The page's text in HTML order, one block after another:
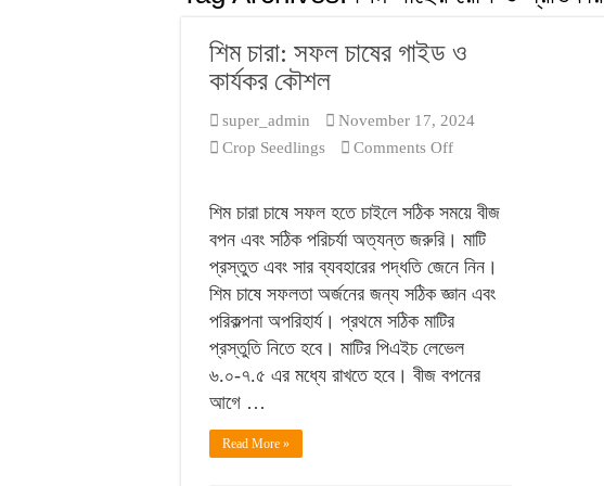
শিম চারা: সফল চাষের গাইড ও
কার্যকর কৌশল
super_admin
November 17, 2024
Crop Seedlings
Comments Offon
সফল
চাষের
শিম চারা চাষে সফল হতে চাইলে সঠিক সময়ে বীজ
বপন এবং সঠিক পরিচর্যা অত্যন্ত জরুরি। মাটি
প্রস্তুত এবং সার ব্যবহারের পদ্ধতি জেনে নিন।
শিম চাষে সফলতা অর্জনের জন্য সঠিক জ্ঞান এবং
পরিকল্পনা অপরিহার্য। প্রথমে সঠিক মাটির
প্রস্তুতি নিতে হবে। মাটির পিএইচ লেভেল
৬.০-৭.৫ এর মধ্যে রাখতে হবে। বীজ বপনের
আগে …
Read More »